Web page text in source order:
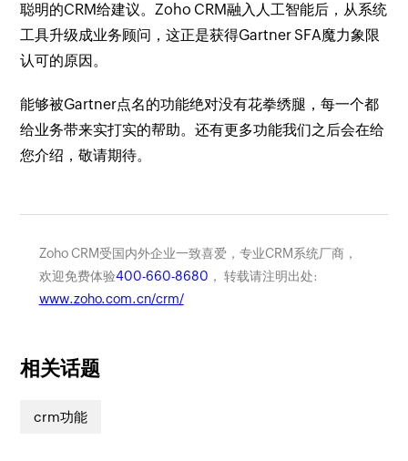
聪明的CRM给建议。Zoho CRM融入人工智能后，从系统
工具升级成业务顾问，这正是获得Gartner SFA魔力象限
认可的原因。
能够被Gartner点名的功能绝对没有花拳绣腿，每一个都
给业务带来实打实的帮助。还有更多功能我们之后会在给
您介绍，敬请期待。
Zoho CRM受国内外企业一致喜爱，专业CRM系统厂商，
欢迎免费体验400-660-8680 ， 转载请注明出处:
www.zoho.com.cn/crm/
相关话题
crm功能